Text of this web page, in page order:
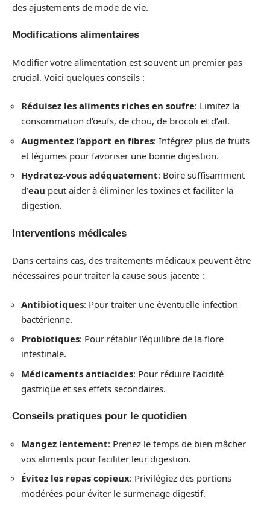
des ajustements de mode de vie.
Modifications alimentaires
Modifier votre alimentation est souvent un premier pas
crucial. Voici quelques conseils :
Réduisez les aliments riches en soufre: Limitez la
consommation d’œufs, de chou, de brocoli et d’ail.
Augmentez l’apport en fibres: Intégrez plus de fruits
et légumes pour favoriser une bonne digestion.
Hydratez-vous adéquatement: Boire suffisamment
d’eau peut aider à éliminer les toxines et faciliter la
digestion.
Interventions médicales
Dans certains cas, des traitements médicaux peuvent être
nécessaires pour traiter la cause sous-jacente :
Antibiotiques: Pour traiter une éventuelle infection
bactérienne.
Probiotiques: Pour rétablir l’équilibre de la flore
intestinale.
Médicaments antiacides: Pour réduire l’acidité
gastrique et ses effets secondaires.
Conseils pratiques pour le quotidien
Mangez lentement: Prenez le temps de bien mâcher
vos aliments pour faciliter leur digestion.
Évitez les repas copieux: Privilégiez des portions
modérées pour éviter le surmenage digestif.